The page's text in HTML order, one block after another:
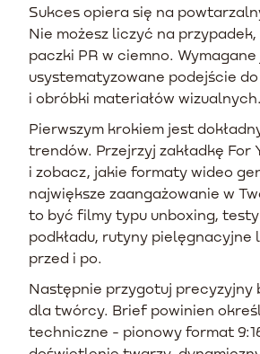
Sukces opiera się na
Nie możesz liczyć na przypadek,
paczki PR w ciemno.
usystematyzowane podejście
i obróbki materiałów wizualnych.
Pierwszym krokiem jest
trendów. Przejrzyj zakładkę For
i zobacz, jakie formaty wideo
największe zaangażowanie w
to być filmy typu unboxing,
podkładu, rutyny pielęgnacyjne
przed i po.
Następnie przygotuj precyzyjny
dla twórcy. Brief powinien
techniczne - pionowy format